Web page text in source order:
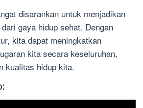
disarankan untuk menjadikan
gaya hidup sehat. Dengan
kita dapat meningkatkan
kita secara keseluruhan,
kualitas hidup kita.